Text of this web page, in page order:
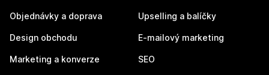
Objednávky a doprava
Design obchodu
Marketing a konverze
Upselling a balíčky
E-mailový marketing
SEO